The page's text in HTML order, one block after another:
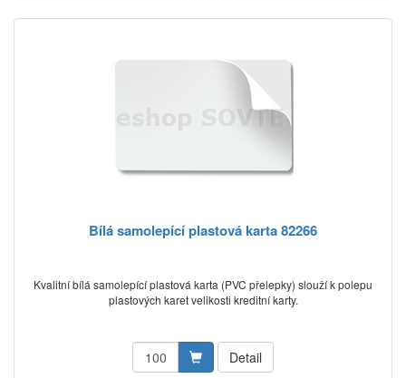
Bílá samolepící plastová karta 82266
Kvalitní bílá samolepící plastová karta (PVC přelepky) slouží k polepu
plastových karet velikosti kreditní karty.
Detail